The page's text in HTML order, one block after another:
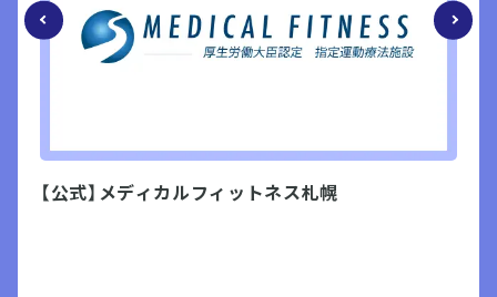
【公式】メディカルフィットネス札幌